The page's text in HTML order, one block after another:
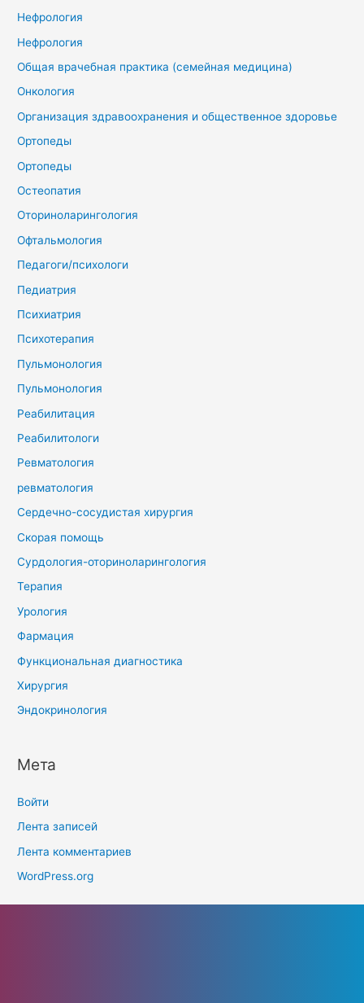
Нефрология
Нефрология
Общая врачебная практика (семейная медицина)
Онкология
Организация здравоохранения и общественное здоровье
Ортопеды
Ортопеды
Остеопатия
Оториноларингология
Офтальмология
Педагоги/психологи
Педиатрия
Психиатрия
Психотерапия
Пульмонология
Пульмонология
Реабилитация
Реабилитологи
Ревматология
ревматология
Сердечно-сосудистая хирургия
Скорая помощь
Сурдология-оториноларингология
Терапия
Урология
Фармация
Функциональная диагностика
Хирургия
Эндокринология
Мета
Войти
Лента записей
Лента комментариев
WordPress.org